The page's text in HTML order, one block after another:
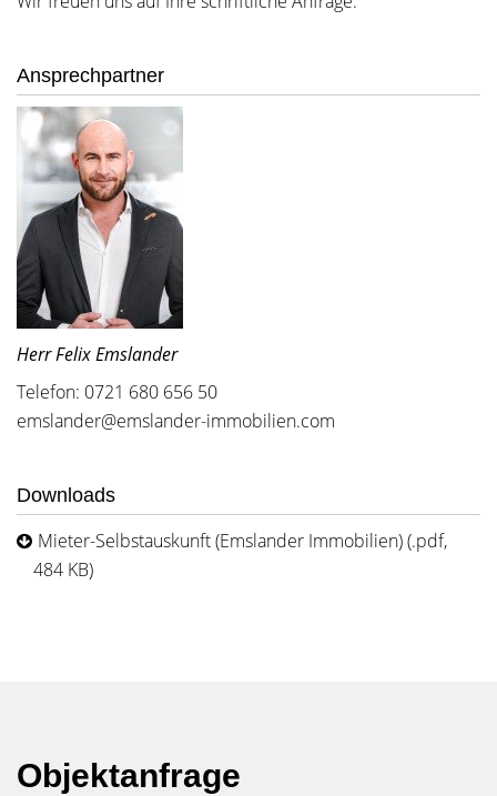
Ansprechpartner
Herr Felix Emslander
Telefon: 0721 680 656 50
emslander@emslander-immobilien.com
Downloads
Mieter-Selbstauskunft (Emslander Immobilien) (.pdf,
484 KB)
Objektanfrage